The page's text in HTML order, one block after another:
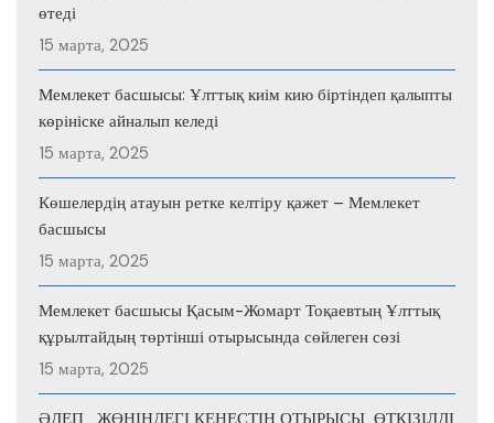
өтеді
15 марта, 2025
Мемлекет басшысы: Ұлттық киім кию біртіндеп қалыпты
көрініске айналып келеді
15 марта, 2025
Көшелердің атауын ретке келтіру қажет – Мемлекет
басшысы
15 марта, 2025
Мемлекет басшысы Қасым-Жомарт Тоқаевтың Ұлттық
құрылтайдың төртінші отырысында сөйлеген сөзі
15 марта, 2025
ӘДЕП ЖӨНІНДЕГІ КЕҢЕСТІҢ ОТЫРЫСЫ ӨТКІЗІЛДІ